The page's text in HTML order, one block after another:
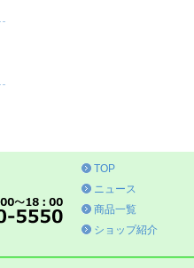
TOP
ニュース
商品一覧
ショップ紹介